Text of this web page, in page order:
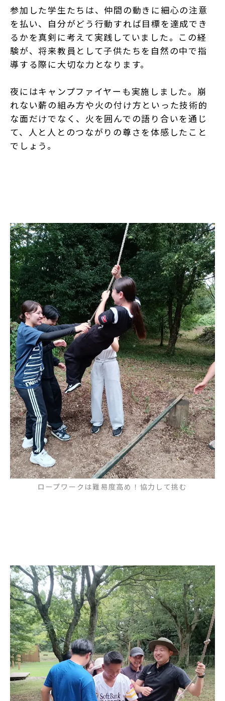
参加した学生たちは、仲間の動きに細心の注意
を払い、自分がどう行動すれば目標を達成でき
るかを真剣に考えて実践していました。この経
験が、将来教員として子供たちを自然の中で指
導する際に大切な力となります。
夜にはキャンプファイヤーも実施しました。崩
れない薪の組み方や火の付け方といった技術的
な面だけでなく、火を囲んでの語り合いを通じ
て、人と人とのつながりの尊さを体感したこと
でしょう。
ロープワークは難易度高め！協力して挑む